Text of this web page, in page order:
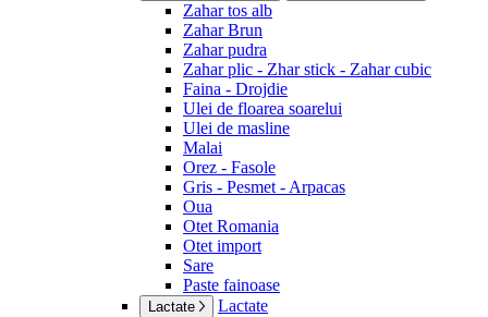
Zahar tos alb
Zahar Brun
Zahar pudra
Zahar plic - Zhar stick - Zahar cubic
Faina - Drojdie
Ulei de floarea soarelui
Ulei de masline
Malai
Orez - Fasole
Gris - Pesmet - Arpacas
Oua
Otet Romania
Otet import
Sare
Paste fainoase
Lactate Lactate